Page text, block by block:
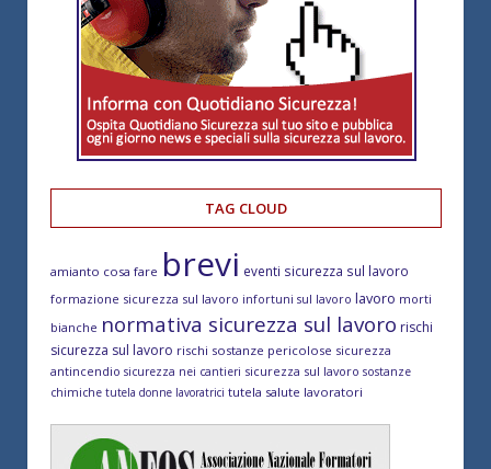
TAG CLOUD
amianto cosa fare brevi eventi sicurezza sul lavoro
formazione sicurezza sul lavoro infortuni sul lavoro lavoro morti
bianche normativa sicurezza sul lavoro rischi
sicurezza sul lavoro rischi sostanze pericolose sicurezza
antincendio sicurezza nei cantieri sicurezza sul lavoro sostanze
chimiche tutela donne lavoratrici tutela salute lavoratori